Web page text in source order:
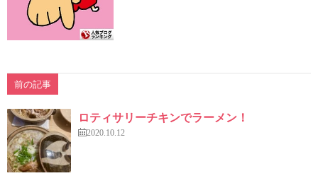
前の記事
ロティサリーチキンでラーメン！
2020.10.12